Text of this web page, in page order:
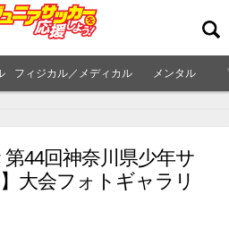
フィジカル／メディカル メンタル
第44回神奈川県少年サ
大会フォトギャラリ